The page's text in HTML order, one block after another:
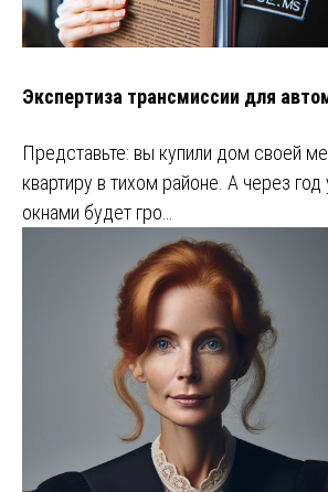
Экспертиза трансмиссии для
Представьте: вы купили дом своей
квартиру в тихом районе. А через год
окнами будет гро…